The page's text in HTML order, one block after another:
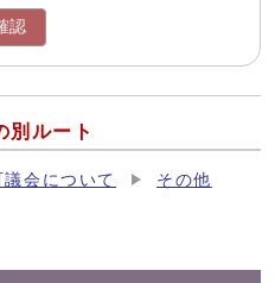
認
別ルート
議会について その他